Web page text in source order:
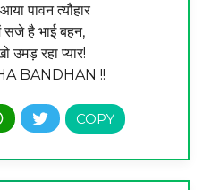
पावन त्यौहार
है भाई बहन,
उमड़ रहा प्यार!
BANDHAN !!